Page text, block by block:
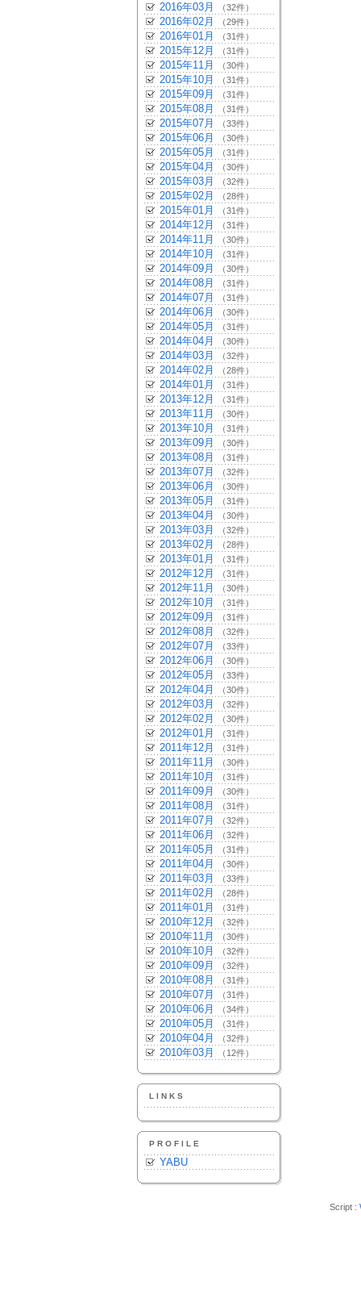
2016年03月 （32件）
2016年02月 （29件）
2016年01月 （31件）
2015年12月 （31件）
2015年11月 （30件）
2015年10月 （31件）
2015年09月 （31件）
2015年08月 （31件）
2015年07月 （33件）
2015年06月 （30件）
2015年05月 （31件）
2015年04月 （30件）
2015年03月 （32件）
2015年02月 （28件）
2015年01月 （31件）
2014年12月 （31件）
2014年11月 （30件）
2014年10月 （31件）
2014年09月 （30件）
2014年08月 （31件）
2014年07月 （31件）
2014年06月 （30件）
2014年05月 （31件）
2014年04月 （30件）
2014年03月 （32件）
2014年02月 （28件）
2014年01月 （31件）
2013年12月 （31件）
2013年11月 （30件）
2013年10月 （31件）
2013年09月 （30件）
2013年08月 （31件）
2013年07月 （32件）
2013年06月 （30件）
2013年05月 （31件）
2013年04月 （30件）
2013年03月 （32件）
2013年02月 （28件）
2013年01月 （31件）
2012年12月 （31件）
2012年11月 （30件）
2012年10月 （31件）
2012年09月 （31件）
2012年08月 （32件）
2012年07月 （33件）
2012年06月 （30件）
2012年05月 （33件）
2012年04月 （30件）
2012年03月 （32件）
2012年02月 （30件）
2012年01月 （31件）
2011年12月 （31件）
2011年11月 （30件）
2011年10月 （31件）
2011年09月 （30件）
2011年08月 （31件）
2011年07月 （32件）
2011年06月 （32件）
2011年05月 （31件）
2011年04月 （30件）
2011年03月 （33件）
2011年02月 （28件）
2011年01月 （31件）
2010年12月 （32件）
2010年11月 （30件）
2010年10月 （32件）
2010年09月 （32件）
2010年08月 （31件）
2010年07月 （31件）
2010年06月 （34件）
2010年05月 （31件）
2010年04月 （32件）
2010年03月 （12件）
LINKS
PROFILE
YABU
Script :